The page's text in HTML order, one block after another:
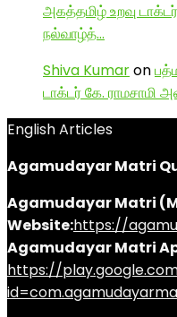
அகத்தமிழ் உறவு
நல்வாழ்த்…
Shiva Kumaron
டாக்டர் கே. ராமசாமி
English Articles
Agamudayar Matri
Agamudayar Matri
Website:https://
Agamudayar Matri
https://